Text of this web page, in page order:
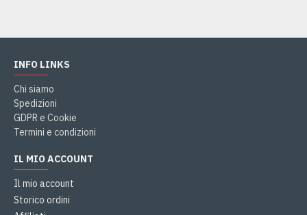
INFO LINKS
Chi siamo
Spedizioni
GDPR e Cookie
Termini e condizioni
IL MIO ACCOUNT
Il mio account
Storico ordini